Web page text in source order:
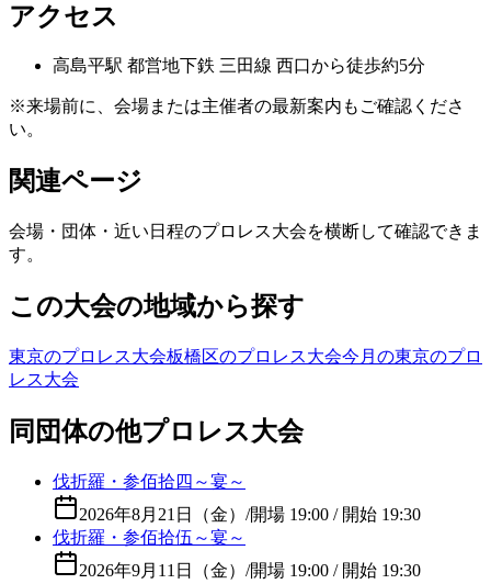
アクセス
高島平駅 都営地下鉄 三田線 西口から徒歩約5分
※来場前に、会場または主催者の最新案内もご確認くださ
い。
関連ページ
会場・団体・近い日程のプロレス大会を横断して確認できま
す。
この大会の地域から探す
東京のプロレス大会板橋区のプロレス大会今月の東京のプロ
レス大会
同団体の他プロレス大会
伐折羅・参佰拾四～宴～
2026年8月21日（金） /開場 19:00 / 開始 19:30
伐折羅・参佰拾伍～宴～
2026年9月11日（金） /開場 19:00 / 開始 19:30